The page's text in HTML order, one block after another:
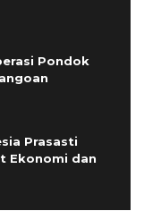
Pondok
Prasasti
Ekonomi dan